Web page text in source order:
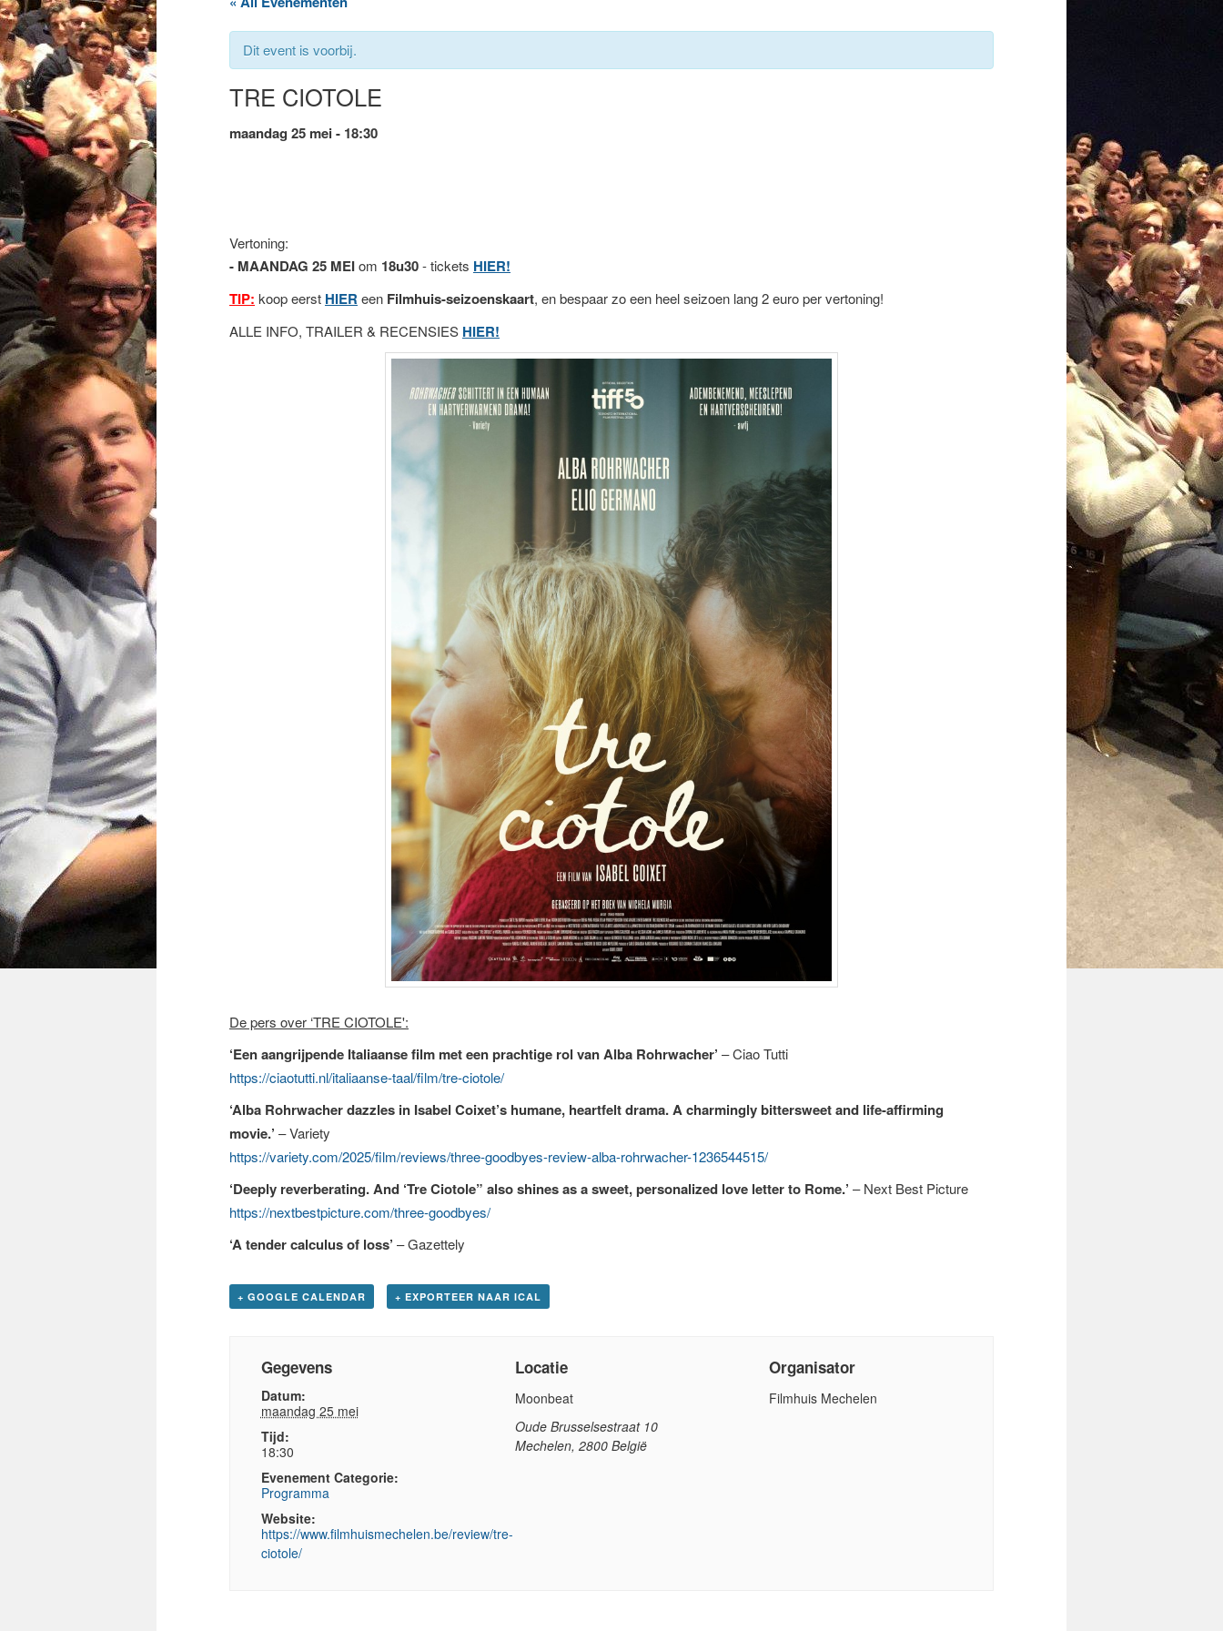
Dit event is voorbij.
TRE CIOTOLE
maandag 25 mei - 18:30
Vertoning:
- MAANDAG 25 MEIom 18u30- tickets HIER!
TIP: koop eerst HIER een Filmhuis-seizoenskaart, en bespaar zo een heel seizoen lang 2 euro per vertoning!
ALLE INFO, TRAILER & RECENSIES HIER!
De pers over ‘TRE CIOTOLE':
‘Een aangrijpende Italiaanse film met een prachtige rol van Alba Rohrwacher’ – Ciao Tutti
https://ciaotutti.nl/italiaanse-taal/film/tre-ciotole/
‘Alba Rohrwacher dazzles in Isabel Coixet’s humane, heartfelt drama. A charmingly bittersweet and life-affirming
movie.’ – Variety
https://variety.com/2025/film/reviews/three-goodbyes-review-alba-rohrwacher-1236544515/
‘Deeply reverberating. And ‘Tre Ciotole” also shines as a sweet, personalized love letter to Rome.’ – Next Best Picture
https://nextbestpicture.com/three-goodbyes/
‘A tender calculus of loss’ – Gazettely
+ GOOGLE CALENDAR + EXPORTEER NAAR ICAL
Gegevens
Datum:
maandag 25 mei
Tijd:
18:30
Evenement Categorie:
Programma
Website:
https://www.filmhuismechelen.be/review/tre-
ciotole/
Locatie
Moonbeat
Oude Brusselsestraat 10
Mechelen, 2800 België
Organisator
Filmhuis Mechelen